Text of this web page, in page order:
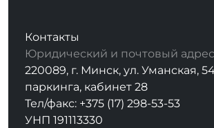
Контакты
Юридический и почтовый
220089, г. Минск, ул. Уманская,
паркинга, кабинет 28
Тел/факс: +375 (17) 298-53-53
УНП 191113330